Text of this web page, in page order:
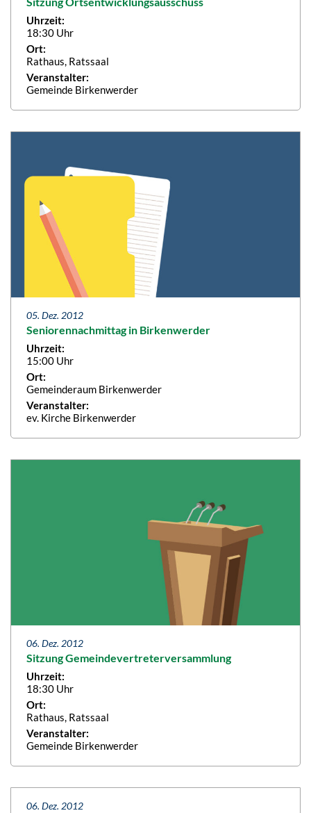
Uhrzeit:
18:30 Uhr
Ort:
Rathaus, Ratssaal
Veranstalter:
Gemeinde Birkenwerder
05. Dez. 2012
Seniorennachmittag in Birkenwerder
Uhrzeit:
15:00 Uhr
Ort:
Gemeinderaum Birkenwerder
Veranstalter:
ev. Kirche Birkenwerder
06. Dez. 2012
Sitzung Gemeindevertreterversammlung
Uhrzeit:
18:30 Uhr
Ort:
Rathaus, Ratssaal
Veranstalter:
Gemeinde Birkenwerder
06. Dez. 2012